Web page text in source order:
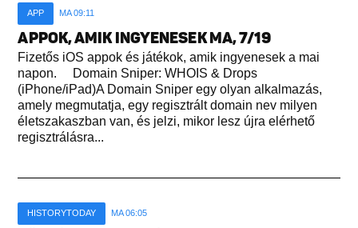
APP MA 09:11
APPOK, AMIK INGYENESEK MA, 7/19
Fizetős iOS appok és játékok, amik ingyenesek a mai
napon. Domain Sniper: WHOIS & Drops
(iPhone/iPad)A Domain Sniper egy olyan alkalmazás,
amely megmutatja, egy regisztrált domain nev milyen
életszakaszban van, és jelzi, mikor lesz újra elérhető
regisztrálásra...
HISTORYTODAY MA 06:05